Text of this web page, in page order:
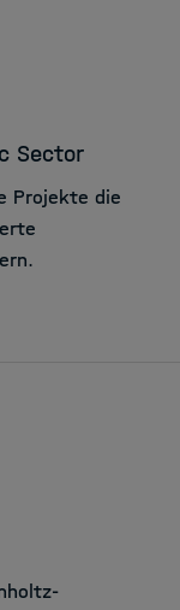
Sector
Projekte die